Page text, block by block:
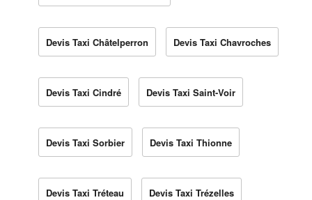
Devis Taxi Châtelperron Devis Taxi Chavroches
Devis Taxi Cindré Devis Taxi Saint-Voir
Devis Taxi Sorbier Devis Taxi Thionne
Devis Taxi Tréteau Devis Taxi Trézelles